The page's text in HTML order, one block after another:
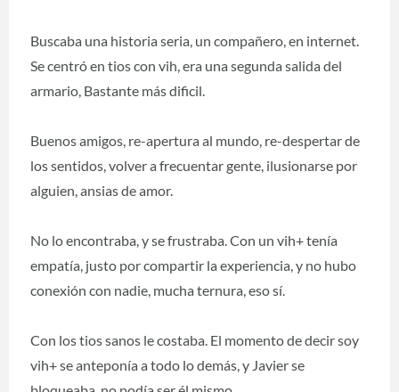
Buscaba una historia seria, un compañero, en internet.
Se centró en tios con vih, era una segunda salida del
armario, Bastante más dificil.
Buenos amigos, re-apertura al mundo, re-despertar de
los sentidos, volver a frecuentar gente, ilusionarse por
alguien, ansias de amor.
No lo encontraba, y se frustraba. Con un vih+ tenía
empatía, justo por compartir la experiencia, y no hubo
conexión con nadie, mucha ternura, eso sí.
Con los tios sanos le costaba. El momento de decir soy
vih+ se anteponía a todo lo demás, y Javier se